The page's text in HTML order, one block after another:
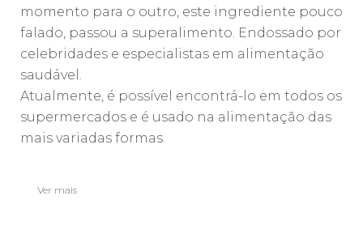
momento para o outro, este ingrediente pouco
falado, passou a superalimento. Endossado por
celebridades e especialistas em alimentação
saudável.
Atualmente, é possível encontrá-lo em todos os
supermercados e é usado na alimentação das
mais variadas formas.
Ver mais